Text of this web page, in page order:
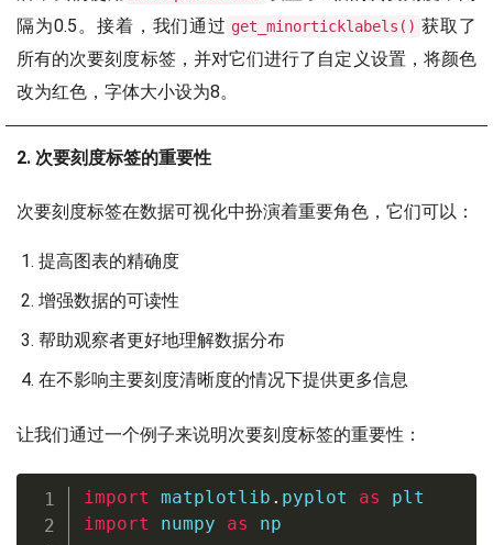
隔为0.5。接着，我们通过 get_minorticklabels() 获取了
所有的次要刻度标签，并对它们进行了自定义设置，将颜色
改为红色，字体大小设为8。
2. 次要刻度标签的重要性
次要刻度标签在数据可视化中扮演着重要角色，它们可以：
提高图表的精确度
增强数据的可读性
帮助观察者更好地理解数据分布
在不影响主要刻度清晰度的情况下提供更多信息
让我们通过一个例子来说明次要刻度标签的重要性：
import matplotlib . pyplot as
import numpy as np